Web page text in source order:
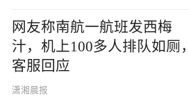
网友称南航一航班发西梅
汁，机上100多人排队如厕，
客服回应
潇湘晨报